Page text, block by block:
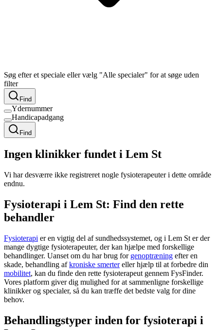
Søg efter et speciale eller vælg "Alle specialer" for at søge uden
filter
Find
Ydernummer
Handicapadgang
Find
Ingen klinikker fundet i Lem St
Vi har desværre ikke registreret nogle fysioterapeuter i dette område
endnu.
Fysioterapi i Lem St: Find den rette
behandler
Fysioterapi er en vigtig del af sundhedssystemet, og i Lem St er der
mange dygtige fysioterapeuter, der kan hjælpe med forskellige
behandlinger. Uanset om du har brug for genoptræning efter en
skade, behandling afkroniske smertereller hjælp til at forbedre din
mobilitet, kan du finde den rette fysioterapeut gennem FysFinder.
Vores platform giver dig mulighed for at sammenligne forskellige
klinikker og specialer, så du kan træffe det bedste valg for dine
behov.
Behandlingstyper inden for fysioterapi i